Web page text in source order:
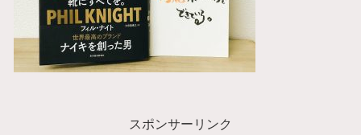
スポンサーリンク